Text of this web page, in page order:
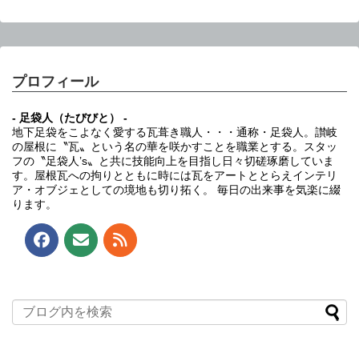
プロフィール
- 足袋人（たびびと） -
地下足袋をこよなく愛する瓦葺き職人・・・通称・足袋人。讃岐
の屋根に〝瓦〟という名の華を咲かすことを職業とする。スタッ
フの〝足袋人’s〟と共に技能向上を目指し日々切磋琢磨していま
す。屋根瓦への拘りとともに時には瓦をアートととらえインテリ
ア・オブジェとしての境地も切り拓く。 毎日の出来事を気楽に綴
ります。